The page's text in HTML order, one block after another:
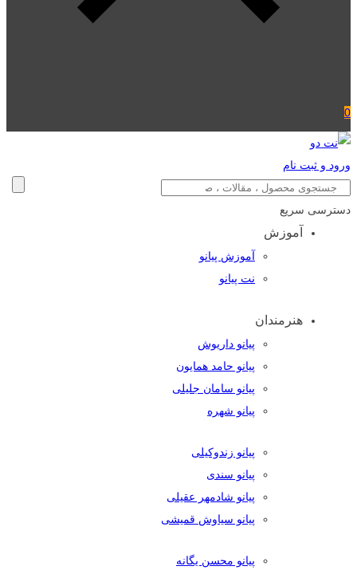
0
ورود و ثبت نام
دسترسی سریع
آموزش
آموزش پیانو
نت پیانو
هنرمندان
پیانو داریوش
پیانو حامد همایون
پیانو سامان جلیلی
پیانو شهره
پیانو زندوکیلی
پیانو سندی
پیانو شادمهر عقیلی
پیانو سیاوش قمیشی
پیانو محسن یگانه